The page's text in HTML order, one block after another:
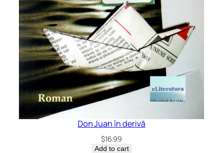
Don Juan în derivă
$16.99
Add to cart